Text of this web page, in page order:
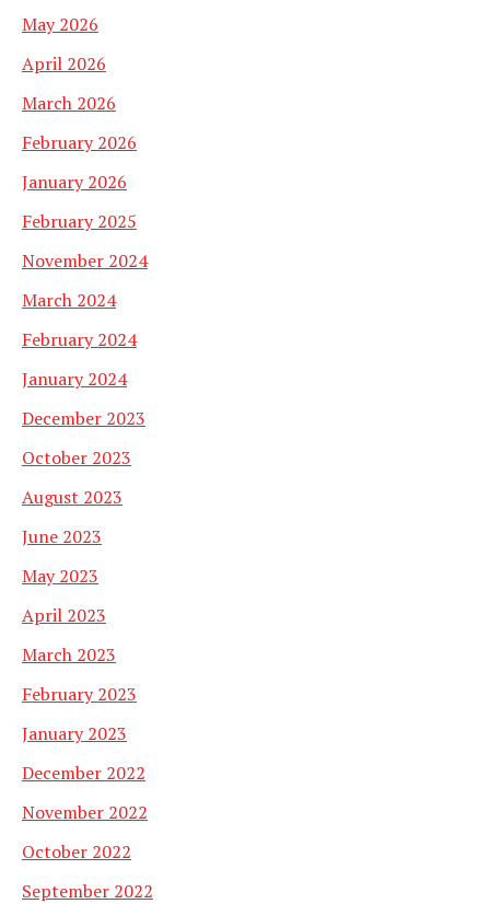
May 2026
April 2026
March 2026
February 2026
January 2026
February 2025
November 2024
March 2024
February 2024
January 2024
December 2023
October 2023
August 2023
June 2023
May 2023
April 2023
March 2023
February 2023
January 2023
December 2022
November 2022
October 2022
September 2022